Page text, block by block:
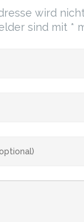
wird
sind mit *